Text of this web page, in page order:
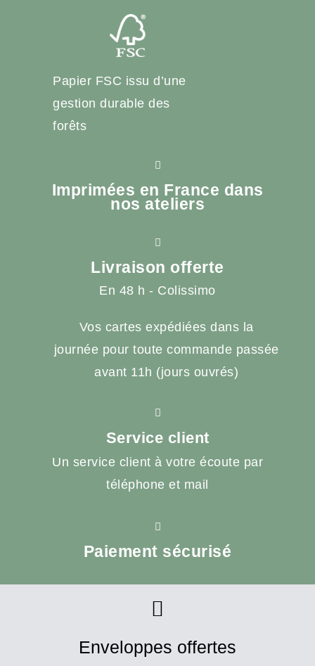
Papier FSC issu d’une
gestion durable des
forêts
Imprimées en France dans
nos ateliers
Livraison offerte
En 48 h - Colissimo
Vos cartes expédiées dans la
journée pour toute commande passée
avant 11h (jours ouvrés)
Service client
Un service client à votre écoute par
téléphone et mail
Paiement sécurisé
Enveloppes offertes